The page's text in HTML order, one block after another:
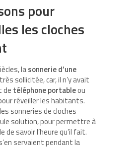
pour
les cloches
lasonnerie d’une
sollicitée, car, il n’y avait
de téléphone portableou
réveiller les habitants.
sonneries de cloches
solution, pour permettre à
de savoir l’heure qu’il fait.
servaient pendant la